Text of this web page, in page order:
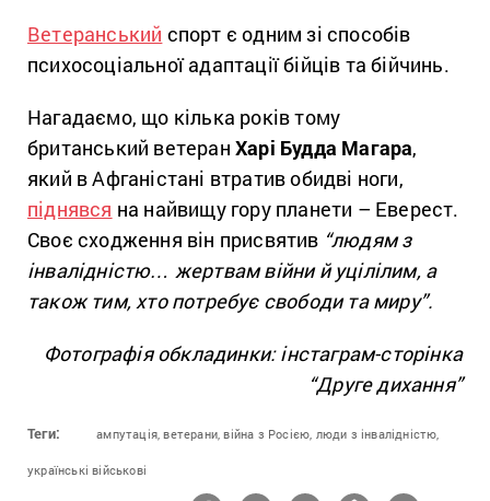
Ветеранський спорт є одним зі способів
психосоціальної адаптації бійців та бійчинь.
Нагадаємо, що кілька років тому
британський ветеран Харі Будда Магара,
який в Афганістані втратив обидві ноги,
піднявся на найвищу гору планети – Еверест.
Своє сходження він присвятив “людям з
інвалідністю… жертвам війни й уцілілим, а
також тим, хто потребує свободи та миру”.
Фотографія обкладинки: інстаграм-сторінка
“Друге дихання”
Теги: ампутація, ветерани, війна з Росією, люди з інвалідністю,
українські військові